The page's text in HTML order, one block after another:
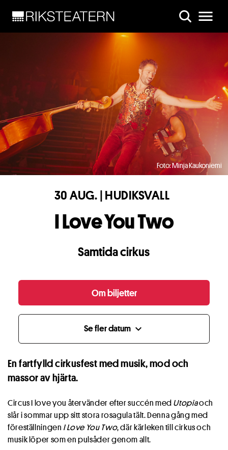
Foto: Minja Kaukoniemi
30 AUG. | HUDIKSVALL
I Love You Two
Samtida cirkus
Om biljetter
Se fler datum expand_more
En fartfylld cirkusfest med musik, mod och
massor av hjärta.
Circus I love you återvänder efter succén medUtopiaoch
slår i sommar upp sitt stora rosagula tält. Denna gång med
föreställningen I Love You Two, där kärleken till cirkus och
musik löper som en pulsåder genom allt.